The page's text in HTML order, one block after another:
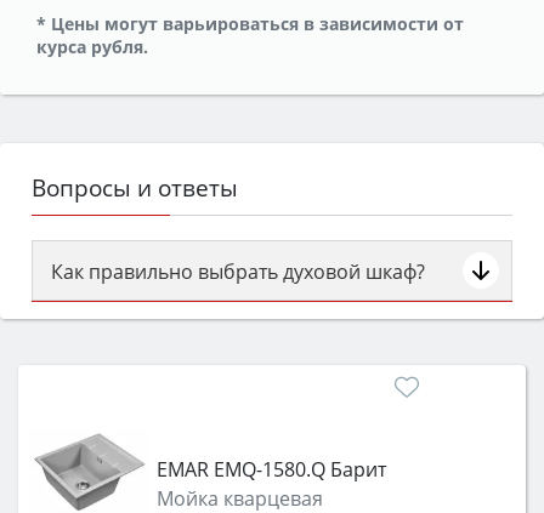
* Цены могут варьироваться в зависимости от
курса рубля.
Вопросы и ответы
Как правильно выбрать духовой шкаф?
Сначала определитесь с типом (газовый или
затем смотрите на объём 50–70 л для семьи,
функции (конвекция, гриль, самоочистка,
защита от детей).EMAR EMQ-1580.Q Барит
Мойка кварцевая